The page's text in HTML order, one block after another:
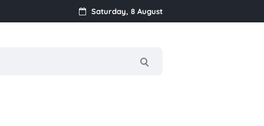
Saturday, 8 August